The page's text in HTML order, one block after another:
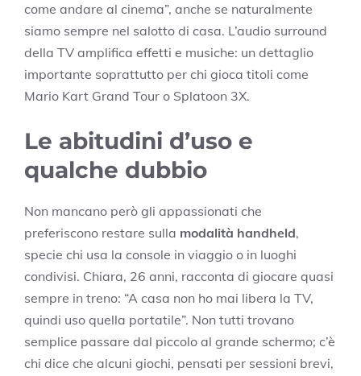
come andare al cinema”, anche se naturalmente
siamo sempre nel salotto di casa. L’audio surround
della TV amplifica effetti e musiche: un dettaglio
importante soprattutto per chi gioca titoli come
Mario Kart Grand Tour o Splatoon 3X.
Le abitudini d’uso e
qualche dubbio
Non mancano però gli appassionati che
preferiscono restare sulla modalità handheld,
specie chi usa la console in viaggio o in luoghi
condivisi. Chiara, 26 anni, racconta di giocare quasi
sempre in treno: “A casa non ho mai libera la TV,
quindi uso quella portatile”. Non tutti trovano
semplice passare dal piccolo al grande schermo; c’è
chi dice che alcuni giochi, pensati per sessioni brevi,